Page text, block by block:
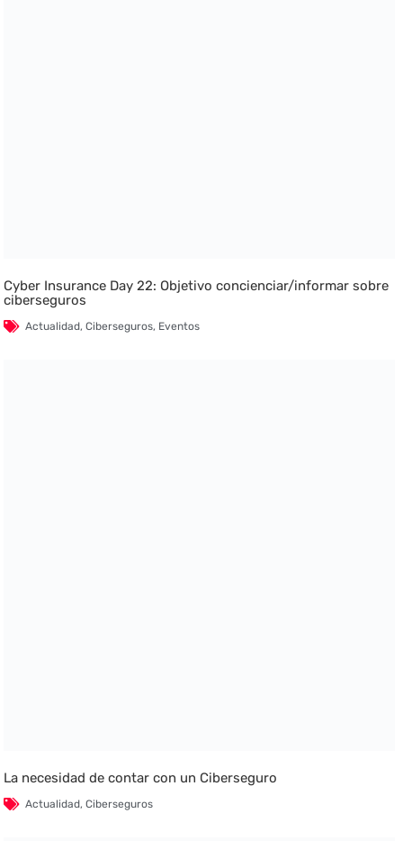
Cyber Insurance Day 22: Objetivo concienciar/informar sobre
ciberseguros
Actualidad,Ciberseguros, Eventos
La necesidad de contar con un Ciberseguro
Actualidad,Ciberseguros